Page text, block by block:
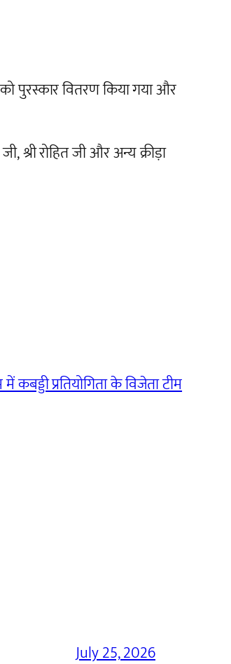
पुरस्कार वितरण किया गया और
श्री रोहित जी और अन्य क्रीड़ा
प्रतियोगिता के विजेता टीम
July 25, 2026